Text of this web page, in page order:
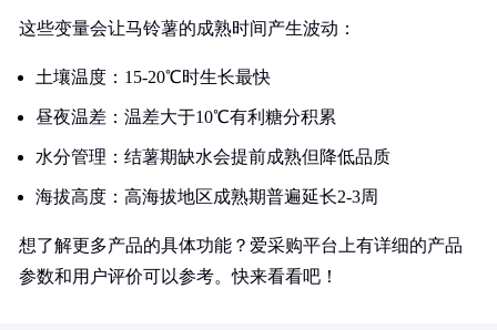
这些变量会让马铃薯的成熟时间产生波动：
土壤温度：15-20℃时生长最快
昼夜温差：温差大于10℃有利糖分积累
水分管理：结薯期缺水会提前成熟但降低品质
海拔高度：高海拔地区成熟期普遍延长2-3周
想了解更多产品的具体功能？爱采购平台上有详细的产品
参数和用户评价可以参考。快来看看吧！